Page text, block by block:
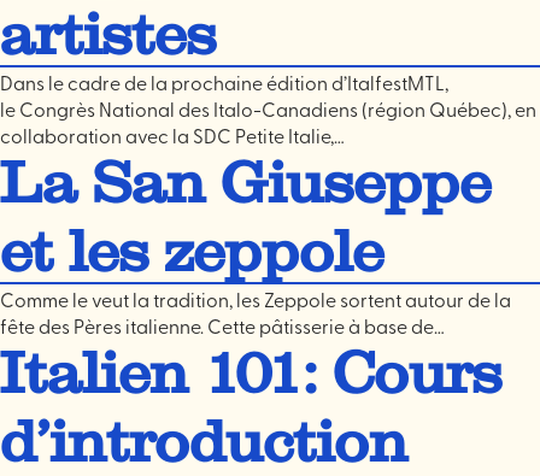
artistes
Dans le cadre de la prochaine édition d’ItalfestMTL,
le Congrès National des Italo-Canadiens (région Québec), en
collaboration avec la SDC Petite Italie,…
La San Giuseppe
et les zeppole
Comme le veut la tradition, les Zeppole sortent autour de la
fête des Pères italienne. Cette pâtisserie à base de…
Italien 101: Cours
d’introduction